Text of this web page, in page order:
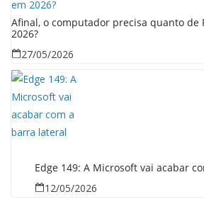
Afinal, o computador precisa quanto de
2026?
27/05/2026
Edge 149: A Microsoft vai acabar
12/05/2026